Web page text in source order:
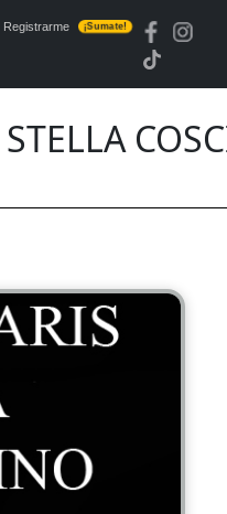
Registrarme ¡Sumate!